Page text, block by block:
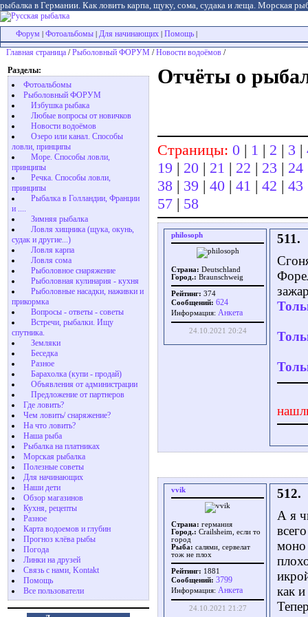
рыбалка в Германии. Как ловить карпа, щуку, сома, судака и леща. Морская
Форум Фотоальбомы Для начинающих Помощь
Главная страница /Рыболовный ФОРУМ /Новости водоёмов /
Разделы:
Фотоальбомы
Рыболовный ФОРУМ
Избушка рыбака
Любые вопросы от новичков
Новости водоёмов
Озеро или канал. Способы
ловли, принципы
Море. Способы ловли,
принципы
Речка. Способы ловли,
принципы
Рыбалка в Голландии, Франции
и ....
Зимняя рыбалка
Ловля хищника (щука, окунь,
судак и другие...)
Ловля карпа
Ловля сома
Рыболовное снаряжение
Рыболовная кулинария - кухня
Рыболовные насадки, наживки и
прикормка
Вопросы - ответы - советы
Встречи, рыбалки. Ищу
спутника.
Земляки
Беседка
Разное
Барахолка (купи - продай)
Объявления от администрации
Предложение от партнеров
Где ловить?
Чем ловить/ снаряжение?
На что ловить?
Наша рыба
Рыбалка на платниках
Морская рыбалка
Полезные советы
Для начинающих
Наши дети
Обзор магазинов
Кухня, рецепты
Разное
Карта водоемов и глубин
Прогноз клёва рыбы
Погода
Линки на друзей
Связь с нами, Kontakt
Помощь
Все пользователи
Отчёты о
Страницы: 0 | 1 | 2 | 3 |
19 | 20 | 21 | 22 | 23 | 24
38 | 39 | 40 | 41 | 42 | 43
57 | 58
philosoph
Страна: Deutschland
Город.: Braunschweig
Рейтинг: 374
Сообщений: 624
Информация: Aнкета
24.10.2021 20:24
511.
vvik
Страна: германия
Город.: Crailsheim, если то
город
Рыба: салями, сервелат
тож не плох
Рейтинг: 1881
Сообщений: 3799
Информация: Aнкета
24.10.2021 21:27
512.
А я
моно
как